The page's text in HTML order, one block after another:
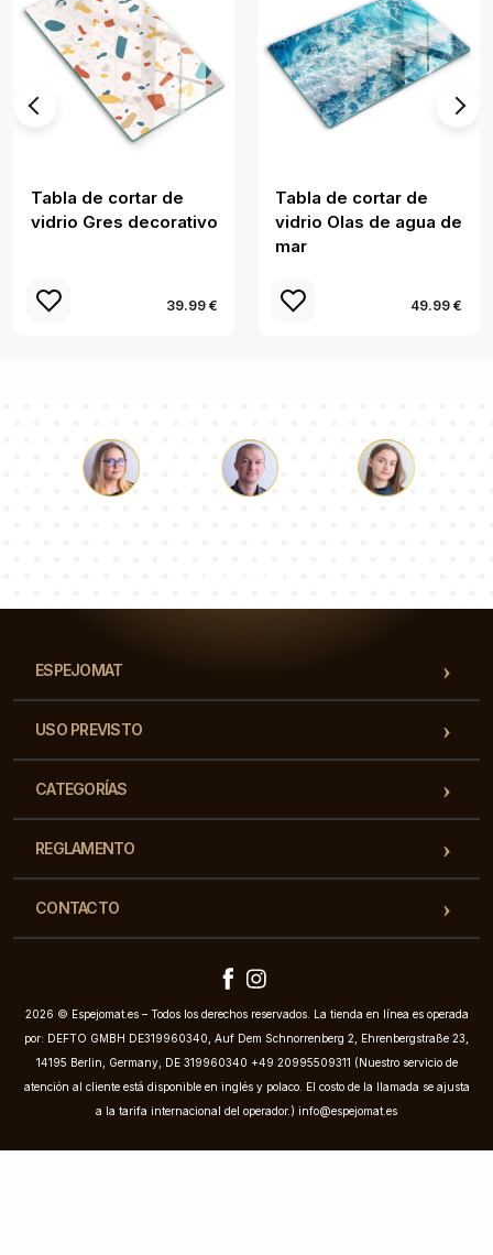
Tabla de cortar de
vidrio Gres decorativo
39.99 €
Tabla de cortar de
vidrio Olas de agua de
mar
49.99 €
ESPEJOMAT
USO PREVISTO
CATEGORÍAS
REGLAMENTO
CONTACTO
2026 © Espejomat.es – Todos los derechos reservados. La tienda en línea es operada
por: DEFTO GMBH DE319960340, Auf Dem Schnorrenberg 2, Ehrenbergstraße 23,
14195 Berlin, Germany, DE 319960340 +49 20995509311 (Nuestro servicio de
atención al cliente está disponible en inglés y polaco. El costo de la llamada se ajusta
a la tarifa internacional del operador.) info@espejomat.es